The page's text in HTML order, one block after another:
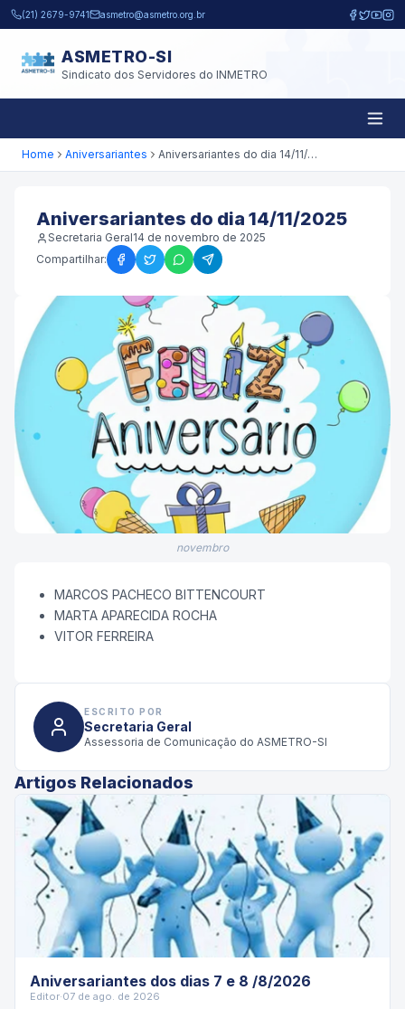
Pular para o conteúdo principal
(21) 2679-9741 asmetro@asmetro.org.br
ASMETRO-SI
Sindicato dos Servidores do INMETRO
Home Aniversariantes Aniversariantes do dia 14/11/2025
Aniversariantes do dia 14/11/2025
Secretaria Geral14 de novembro de 2025
Compartilhar:
novembro
MARCOS PACHECO BITTENCOURT
MARTA APARECIDA ROCHA
VITOR FERREIRA
ESCRITO POR
Secretaria Geral
Assessoria de Comunicação do ASMETRO-SI
Artigos Relacionados
Aniversariantes dos dias 7 e 8 /8/2026
Editor·07 de ago. de 2026